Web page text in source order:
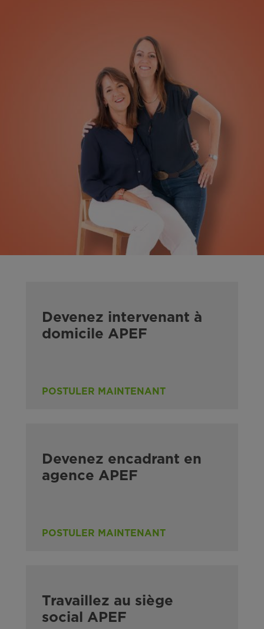
Devenez intervenant à
domicile APEF
POSTULER MAINTENANT
Devenez encadrant en
agence APEF
POSTULER MAINTENANT
Travaillez au siège
social APEF